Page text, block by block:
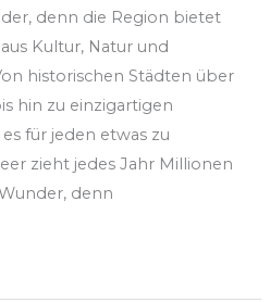
denn die Region bietet
Kultur, Natur und
historischen Städten über
hin zu einzigartigen
für jeden etwas zu
zieht jedes Jahr Millionen
denn